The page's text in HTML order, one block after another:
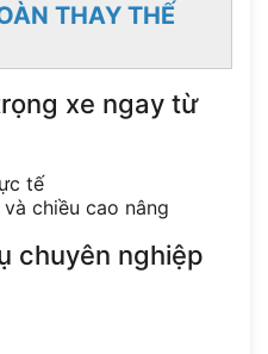
THAY THẾ
xe ngay từ
tế
chiều cao nâng
chuyên nghiệp